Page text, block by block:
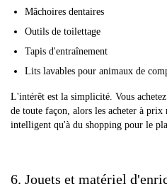
Mâchoires dentaires
Outils de toilettage
Tapis d'entraînement
Lits lavables pour animaux de
L'intérêt est la simplicité. Vous
de toute façon, alors les acheter à
intelligent qu'à du shopping pour le
6. Jouets et matériel